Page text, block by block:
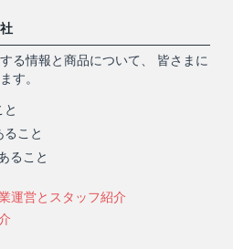
る情報と商品について、 皆さまに
す。
こと
ること
運営とスタッフ紹介